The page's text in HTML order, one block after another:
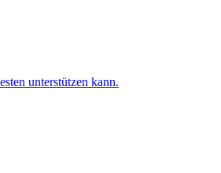
unterstützen kann.